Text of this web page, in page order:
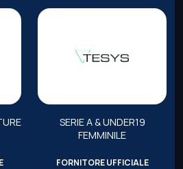
SERIE A & UNDER19
FEMMINILE
FORNITORE UFFICIALE